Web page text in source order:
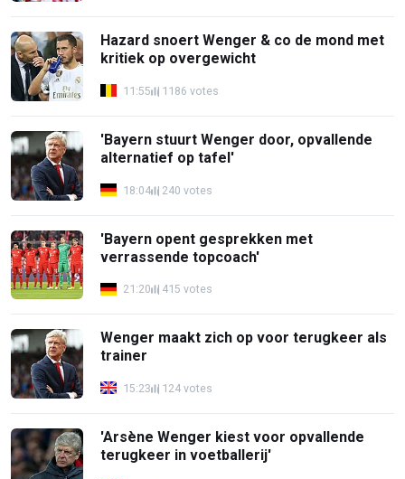
Hazard snoert Wenger & co de mond met
kritiek op overgewicht
11:55 1186 votes
'Bayern stuurt Wenger door, opvallende
alternatief op tafel'
18:04 240 votes
'Bayern opent gesprekken met
verrassende topcoach'
21:20 415 votes
Wenger maakt zich op voor terugkeer als
trainer
15:23 124 votes
'Arsène Wenger kiest voor opvallende
terugkeer in voetballerij'